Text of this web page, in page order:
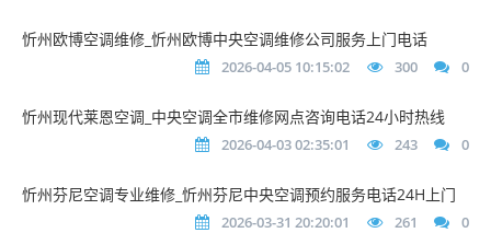
忻州欧博空调维修_忻州欧博中央空调维修公司服务上门电话
2026-04-05 10:15:02 300 0
忻州现代莱恩空调_中央空调全市维修网点咨询电话24小时热线
2026-04-03 02:35:01 243 0
忻州芬尼空调专业维修_忻州芬尼中央空调预约服务电话24H上门
2026-03-31 20:20:01 261 0